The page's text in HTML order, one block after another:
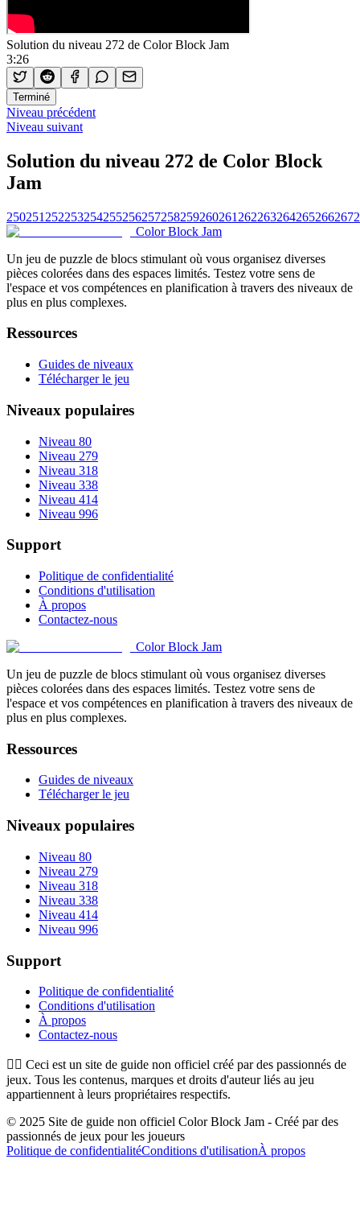
Solution du niveau 272 de Color Block Jam
3:26
Terminé
Niveau précédent
Niveau suivant
Solution du niveau 272 de Color Block
Jam
250251 252253254255256257258259260261 262263264265266267
Color Block Jam
Un jeu de puzzle de blocs stimulant où vous organisez diverses
pièces colorées dans des espaces limités. Testez votre sens de
l'espace et vos compétences en planification à travers des niveaux de
plus en plus complexes.
Ressources
Guides de niveaux
Télécharger le jeu
Niveaux populaires
Niveau 80
Niveau 279
Niveau 318
Niveau 338
Niveau 414
Niveau 996
Support
Politique de confidentialité
Conditions d'utilisation
À propos
Contactez-nous
Color Block Jam
Un jeu de puzzle de blocs stimulant où vous organisez diverses
pièces colorées dans des espaces limités. Testez votre sens de
l'espace et vos compétences en planification à travers des niveaux de
plus en plus complexes.
Ressources
Guides de niveaux
Télécharger le jeu
Niveaux populaires
Niveau 80
Niveau 279
Niveau 318
Niveau 338
Niveau 414
Niveau 996
Support
Politique de confidentialité
Conditions d'utilisation
À propos
Contactez-nous
👉🏻 Ceci est un site de guide non officiel créé par des passionnés de
jeux. Tous les contenus, marques et droits d'auteur liés au jeu
appartiennent à leurs propriétaires respectifs.
© 2025 Site de guide non officiel Color Block Jam - Créé par des
passionnés de jeux pour les joueurs
Politique de confidentialitéConditions d'utilisationÀ propos